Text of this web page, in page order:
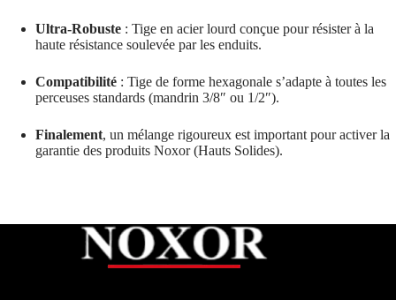
Ultra-Robuste : Tige en acier lourd conçue pour résister à la
haute résistance soulevée par les enduits.
Compatibilité : Tige de forme hexagonale s’adapte à toutes les
perceuses standards (mandrin 3/8″ ou 1/2″).
Finalement, un mélange rigoureux est important pour activer la
garantie des produits Noxor (Hauts Solides).